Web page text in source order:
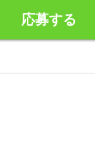
応募する